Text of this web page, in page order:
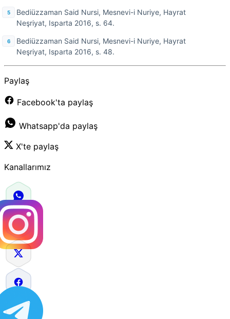
Bediüzzaman Said Nursi, Mesnevi-i Nuriye, Hayrat
Neşriyat, Isparta 2016, s. 64.
Bediüzzaman Said Nursi, Mesnevi-i Nuriye, Hayrat
Neşriyat, Isparta 2016, s. 48.
Paylaş
Facebook'ta paylaş
Whatsapp'da paylaş
X'te paylaş
Kanallarımız